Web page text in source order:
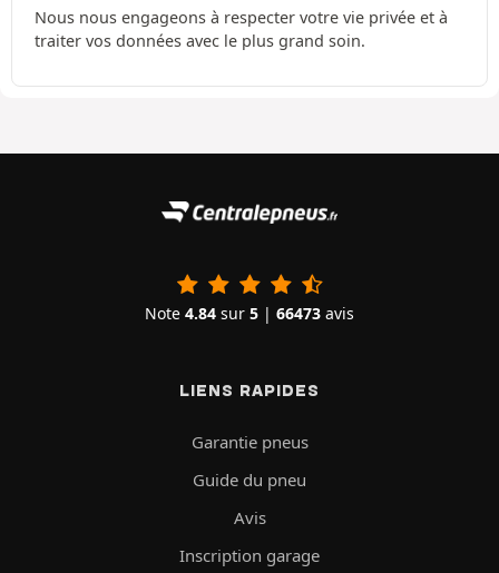
Nous nous engageons à respecter votre vie privée et à
traiter vos données avec le plus grand soin.
Note 4.84 sur 5 | 66473 avis
LIENS RAPIDES
Garantie pneus
Guide du pneu
Avis
Inscription garage